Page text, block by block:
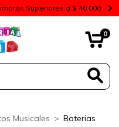
Superiores a $ 40.000
0
Musicales > Baterias